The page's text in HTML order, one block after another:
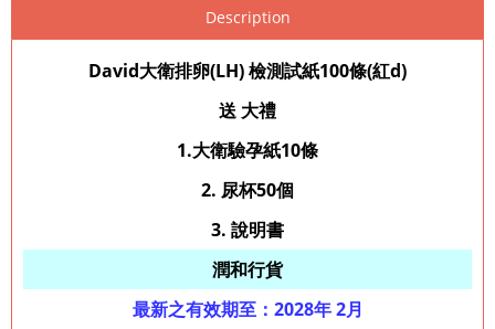
Description
David大衛排卵(LH) 檢測試紙100條(紅d)
送 大禮
1.大衛驗孕紙10條
2. 尿杯50個
3. 說明書
潤和行貨
最新之有效期至：2028年 2月